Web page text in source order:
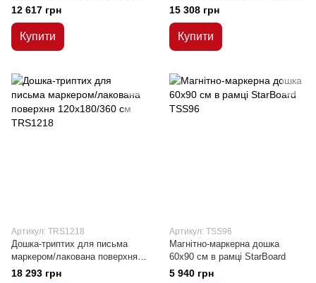
алюмінієвій рамці C-line
90х120/240 см
12 617 грн
Купити
100x150/300 см
15 308 грн
Купити
Артикул: TRS1218
Дошка-триптих для письма
маркером/лакована поверхня
120x180/360 см
18 293 грн
Артикул: TSS96
Магнітно-маркерна дошка
60x90 см в рамці StarBoard
5 940 грн